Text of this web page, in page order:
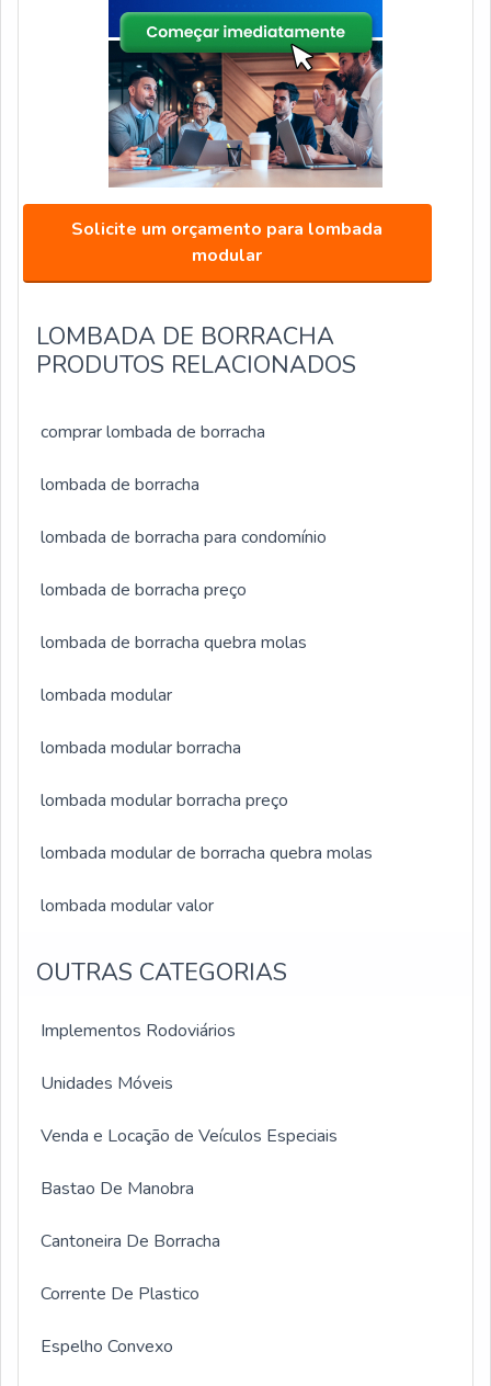
Solicite um orçamento para lombada
modular
LOMBADA DE BORRACHA
PRODUTOS RELACIONADOS
comprar lombada de borracha
lombada de borracha
lombada de borracha para condomínio
lombada de borracha preço
lombada de borracha quebra molas
lombada modular
lombada modular borracha
lombada modular borracha preço
lombada modular de borracha quebra molas
lombada modular valor
OUTRAS CATEGORIAS
Implementos Rodoviários
Unidades Móveis
Venda e Locação de Veículos Especiais
Bastao De Manobra
Cantoneira De Borracha
Corrente De Plastico
Espelho Convexo